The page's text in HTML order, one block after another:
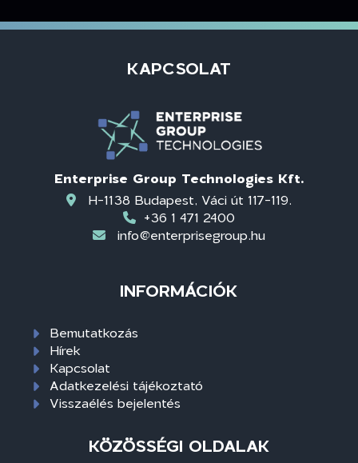
KAPCSOLAT
Enterprise Group Technologies Kft.
H-1138 Budapest, Váci út 117-119.
+36 1 471 2400
info@enterprisegroup.hu
INFORMÁCIÓK
Bemutatkozás
Hírek
Kapcsolat
Adatkezelési tájékoztató
Visszaélés bejelentés
KÖZÖSSÉGI OLDALAK